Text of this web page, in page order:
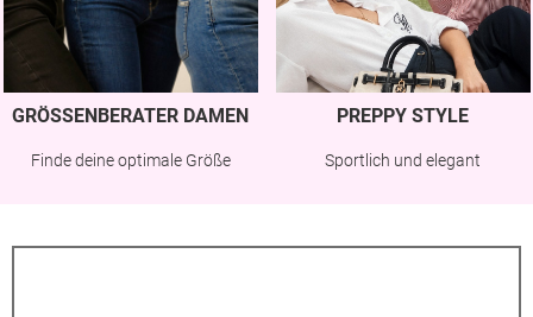
GRÖSSENBERATER DAMEN
Finde deine optimale Größe
PREPPY STYLE
Sportlich und elegant